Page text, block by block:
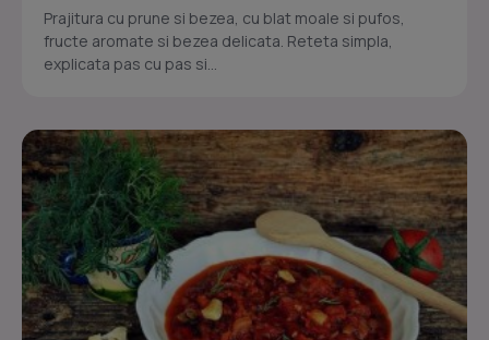
Prajitura cu prune si bezea, cu blat moale si pufos,
fructe aromate si bezea delicata. Reteta simpla,
explicata pas cu pas si...